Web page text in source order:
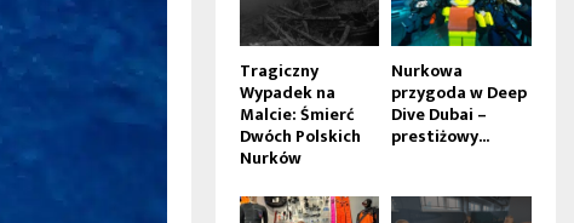
Tragiczny
Wypadek na
Malcie: Śmierć
Dwóch Polskich
Nurków
Nurkowa
przygoda w Deep
Dive Dubai –
prestiżowy...